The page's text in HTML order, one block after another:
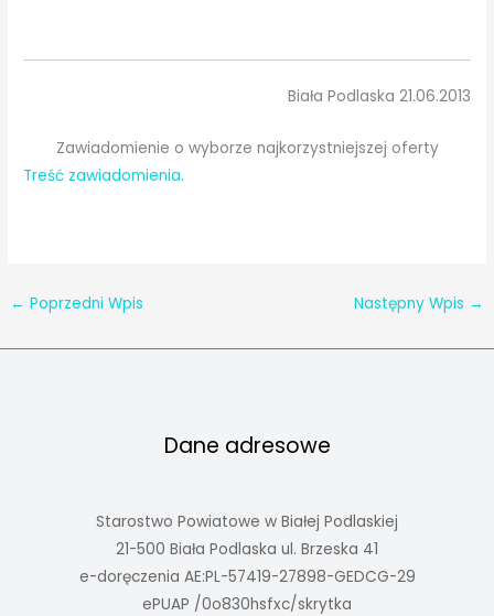
Biała Podlaska 21.06.2013
Zawiadomienie o wyborze najkorzystniejszej oferty
Treść zawiadomienia.
← Poprzedni Wpis Następny Wpis →
Dane adresowe
Starostwo Powiatowe w Białej Podlaskiej
21-500 Biała Podlaska ul. Brzeska 41
e-doręczenia AE:PL-57419-27898-GEDCG-29
ePUAP /0o830hsfxc/skrytka